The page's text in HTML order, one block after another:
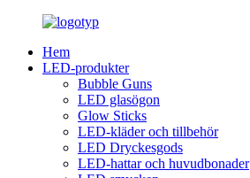
Hem
LED-produkter
Bubble Guns
LED glasögon
Glow Sticks
LED-kläder och tillbehör
LED Dryckesgods
LED-hattar och huvudbonader